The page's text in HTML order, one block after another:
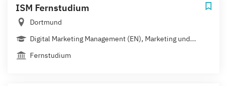
ISM Fernstudium
Dortmund
Digital Marketing Management (EN), Marketing und...
Fernstudium